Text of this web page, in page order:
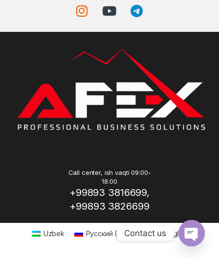
Call center, ish vaqti 09:00-
18:00
+99893 3816699,
+99893 3826699
Uzbek Русский ( Russian) English
Contact us